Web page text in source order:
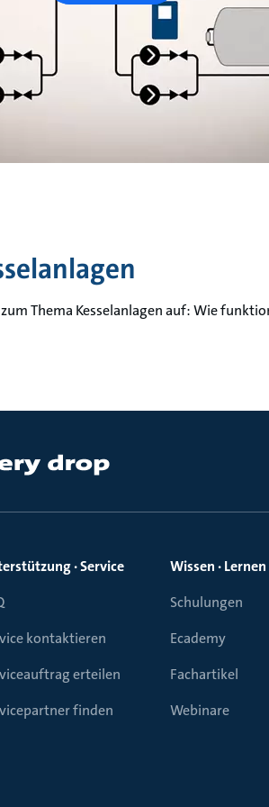
Thema Kesselanlagen auf: Wie
· Service
kontaktieren
erteilen
finden
Wissen · Lernen
Schulungen
Ecademy
Fachartikel
Webinare